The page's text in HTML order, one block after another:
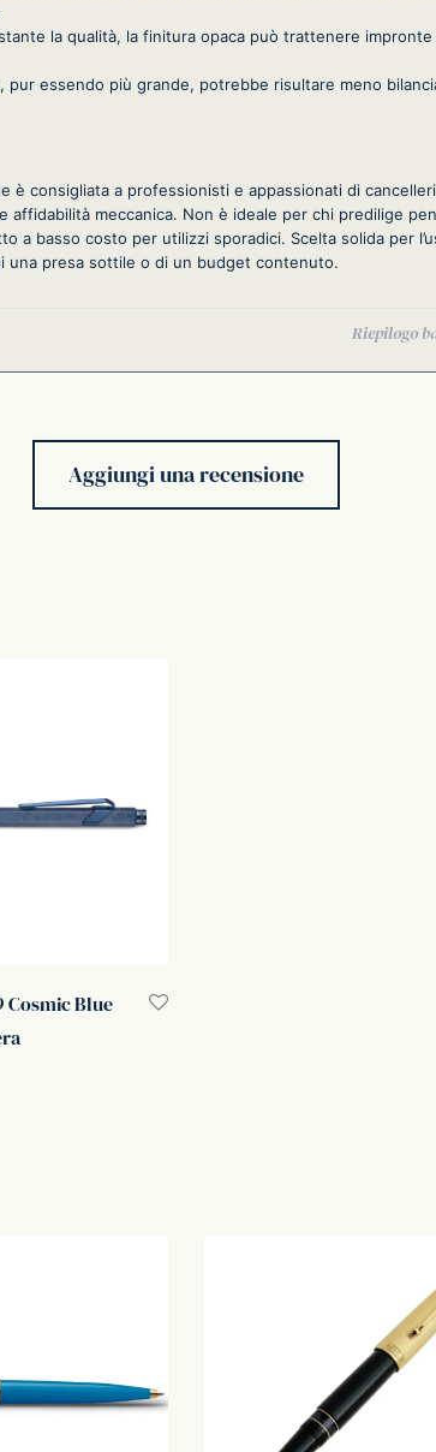
la qualità, la finitura opaca può trattenere
pur essendo più grande, potrebbe risultare meno
è consigliata a professionisti e appassionati di
affidabilità meccanica. Non è ideale per chi predilige
a basso costo per utilizzi sporadici. Scelta solida per
una presa sottile o di un budget contenuto.
Aggiungi una recensione
Cosmic Blue